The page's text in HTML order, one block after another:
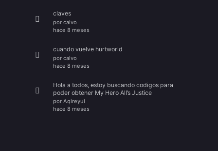
claves
por calvo
hace 8 meses
cuando vuelve hurtworld
por calvo
hace 8 meses
Hola a todos, estoy buscando codigos para
poder obtener My Hero All’s Justice
por Aqireyui
hace 8 meses